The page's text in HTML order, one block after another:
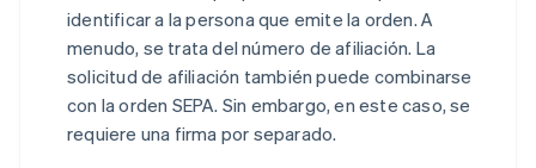
identificar a la persona que emite la orden. A
menudo, se trata del número de afiliación. La
solicitud de afiliación también puede combinarse
con la orden SEPA. Sin embargo, en este caso, se
requiere una firma por separado.